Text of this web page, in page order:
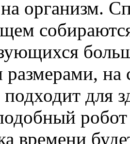
на организм.
на
подходит для
времени